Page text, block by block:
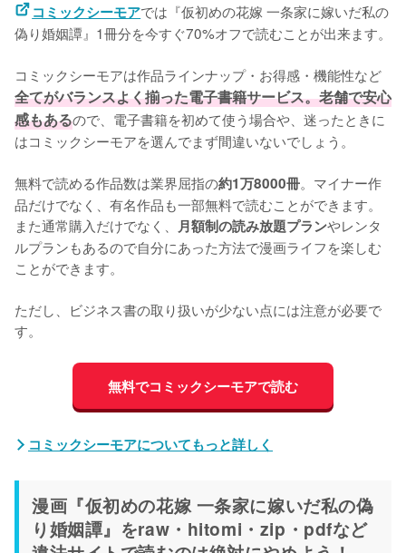
コミックシーモアでは『仮初めの花嫁 一条家に嫁いだ私の
偽り婚姻譚』1冊分を今すぐ70%オフで読むことが出来ます。
コミックシーモアは作品ラインナップ・お得感・機能性など
全てがバランスよく揃った電子書籍サービス。老舗で安心
感もあるので、電子書籍を初めて使う場合や、迷ったときに
はコミックシーモアを選んでまず間違いないでしょう。
無料で読める作品数は業界屈指の約1万8000冊。マイナー作
品だけでなく、有名作品も一部無料で読むことができます。
また通常購入だけでなく、 月額制の読み放題プランやレンタ
ルプランもあるので自分にあった方法で漫画ライフを楽しむ
ことができます。
ただし、ビジネス書の取り扱いが少ない点には注意が必要で
す。
無料でコミックシーモアで読む
コミックシーモアについてもっと詳しく
漫画『仮初めの花嫁 一条家に嫁いだ私の偽
り婚姻譚』をraw・hitomi・zip・pdfなど